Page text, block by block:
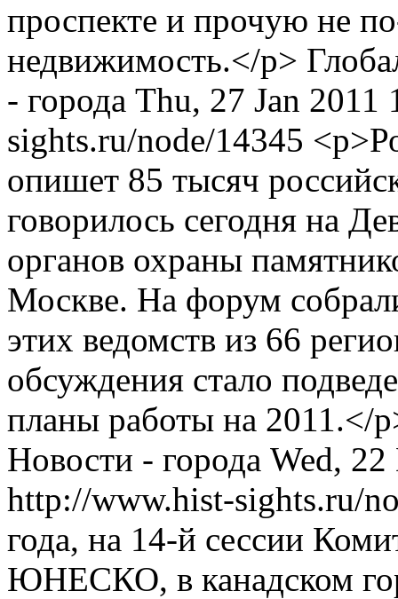
проспекте и прочую не
недвижимость.</p>
- города Thu, 27 Jan
sights.ru/node/14345
опишет 85 тысяч
говорилось сегодня на
органов охраны
Москве. На форум
этих ведомств из 66
обсуждения стало
планы работы на 2011.</
Новости - города Wed,
http://www.hist-sights.ru/
года, на 14-й сессии
ЮНЕСКО, в канадском